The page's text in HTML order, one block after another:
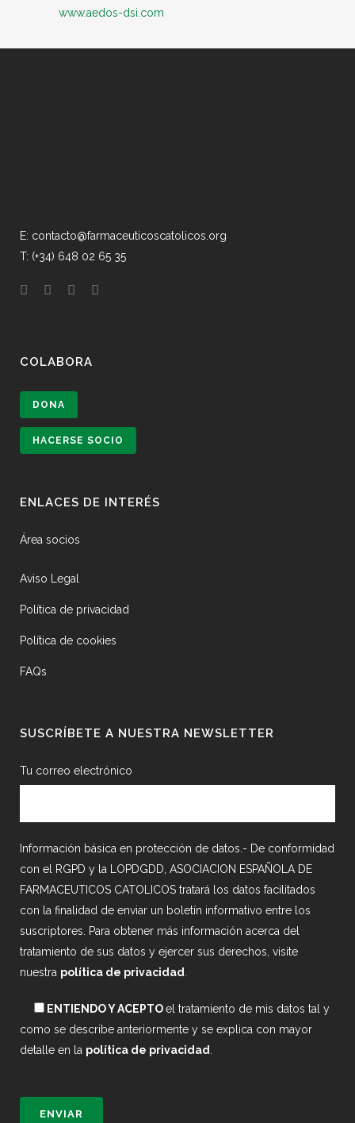
www.aedos-dsi.com
E: contacto@farmaceuticoscatolicos.org
T: (+34) 648 02 65 35
COLABORA
DONA
HACERSE SOCIO
ENLACES DE INTERÉS
Área socios
Aviso Legal
Política de privacidad
Política de cookies
FAQs
SUSCRÍBETE A NUESTRA NEWSLETTER
Tu correo electrónico
Información básica en protección de datos.- De conformidad
con el RGPD y la LOPDGDD, ASOCIACION ESPAÑOLA DE
FARMACEUTICOS CATOLICOS tratará los datos facilitados
con la finalidad de enviar un boletín informativo entre los
suscriptores. Para obtener más información acerca del
tratamiento de sus datos y ejercer sus derechos, visite
nuestra política de privacidad
ENTIENDO Y ACEPTOel tratamiento de mis datos tal y
como se describe anteriormente y se explica con mayor
detalle en la política de privacidad